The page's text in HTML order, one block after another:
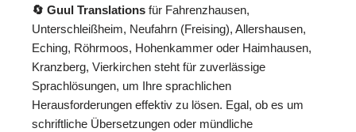
🔄 Guul Translations für Fahrenzhausen,
Unterschleißheim, Neufahrn (Freising), Allershausen,
Eching, Röhrmoos, Hohenkammer oder Haimhausen,
Kranzberg, Vierkirchen steht für zuverlässige
Sprachlösungen, um Ihre sprachlichen
Herausforderungen effektiv zu lösen. Egal, ob es um
schriftliche Übersetzungen oder mündliche